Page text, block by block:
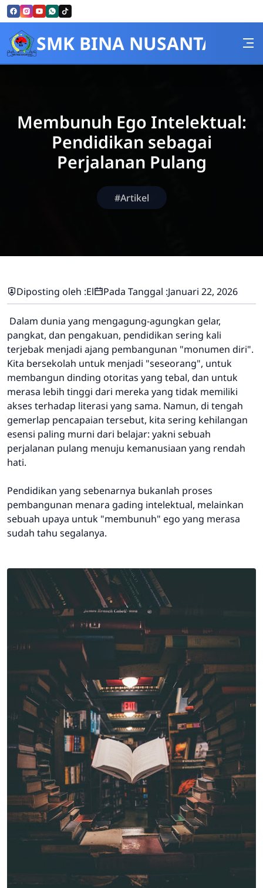
Skip to Content
SMK BINA NUSANTARA
Membunuh Ego Intelektual:
Pendidikan sebagai
Perjalanan Pulang
#Artikel
Diposting oleh :El Pada Tanggal :Januari 22, 2026
Dalam dunia yang mengagung-agungkan gelar,
pangkat, dan pengakuan, pendidikan sering kali
terjebak menjadi ajang pembangunan "monumen diri".
Kita bersekolah untuk menjadi "seseorang", untuk
membangun dinding otoritas yang tebal, dan untuk
merasa lebih tinggi dari mereka yang tidak memiliki
akses terhadap literasi yang sama. Namun, di tengah
gemerlap pencapaian tersebut, kita sering kehilangan
esensi paling murni dari belajar: yakni sebuah
perjalanan pulang menuju kemanusiaan yang rendah
hati.
Pendidikan yang sebenarnya bukanlah proses
pembangunan menara gading intelektual, melainkan
sebuah upaya untuk "membunuh" ego yang merasa
sudah tahu segalanya.